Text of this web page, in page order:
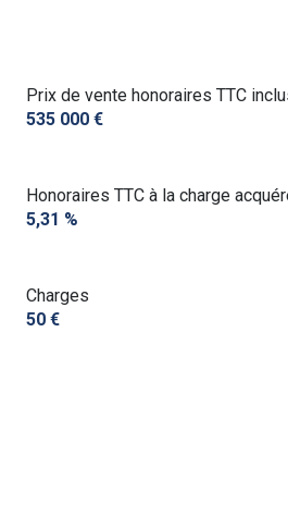
Prix de vente honoraires TTC
535 000 €
Honoraires TTC à la charge
5,31 %
Charges
50 €